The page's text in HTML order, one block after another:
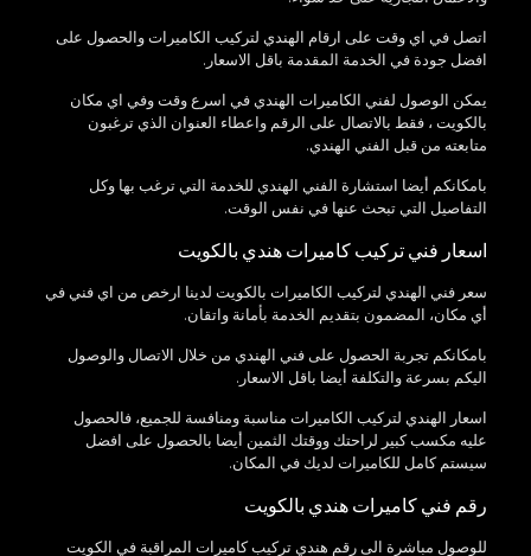
اتصل في اي وقت على ارقام الهندي لتركيب الكاميرات والحصول على
افضل جودة في الخدمة المقدمة باقل الاسعار.
يمكن الوصول لفني الكاميرات الهندي في اسرع وقت وفي اي مكان
بالكويت ، فقط بالاتصال على الرقم واعطاء العنوان الذي ترغبون
متابعته من قبل الفني الهندي.
بامكانكم أيضا استشارة الفني الهندي للخدمة التي ترغب بها وكل
التفاصيل التي تبحث عنها في نفس الوقت.
اسعار فني تركيب كاميرات هندي بالكويت
سعر فني الهندي لتركيب الكاميرات بالكويت لدينا ارخص من اي فني في
أي مكان، المضمون بتقديم الخدمة بأمانة واتقان.
بامكانكم تجربة الحصول على فني الهندي من خلال الاتصال والوصول
اليكم بسرعة والتكلفة أيضا باقل الاسعار.
اسعار الهندي لتركيب الكاميرات مناسبة ومنافسة للجميع، فالحصول
عليه مكسب كبير لراحتك ووقتك الثمين أيضا بالحصول على افضل
سيستم كامل للكاميرات لديك في المكان.
رقم فني كاميرات هندي بالكويت
للوصول مباشرة الى رقم هندي تركيب كاميرات المراقبة في الكويت